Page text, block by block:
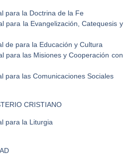
para la Doctrina de la Fe
para la Evangelización, Catequesis y
de para la Educación y Cultura
para las Misiones y Cooperación con
para las Comunicaciones Sociales
CRISTIANO
para la Liturgia